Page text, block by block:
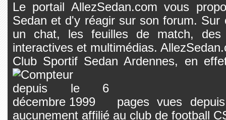
Le portail AllezSedan.com vous
Sedan et d'y réagir sur son forum.
un chat, les feuilles de match, des
interactives et multimédias.
Club Sportif Sedan Ardennes, en
pages vues
aucunement affilié au club de football